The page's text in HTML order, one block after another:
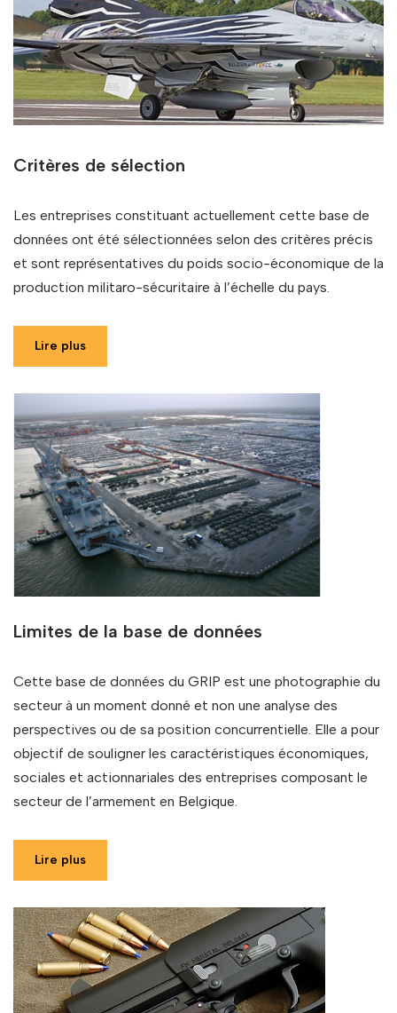
Critères de sélection
Les entreprises constituant actuellement cette base de
données ont été sélectionnées selon des critères précis
et sont représentatives du poids socio-économique de la
production militaro-sécuritaire à l’échelle du pays.
Lire plus
Limites de la base de données
Cette base de données du GRIP est une photographie du
secteur à un moment donné et non une analyse des
perspectives ou de sa position concurrentielle. Elle a pour
objectif de souligner les caractéristiques économiques,
sociales et actionnariales des entreprises composant le
secteur de l’armement en Belgique.
Lire plus